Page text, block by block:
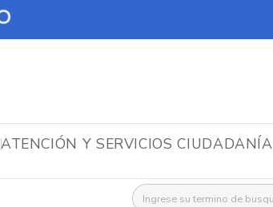
ATENCIÓN Y SERVICIOS CIUDADANÍA
Buscar: